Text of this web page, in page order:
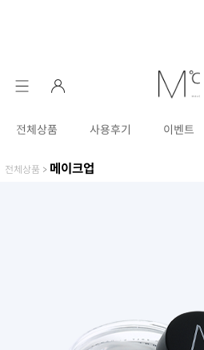
전체상품 사용후기 이벤트
전체상품 > 메이크업